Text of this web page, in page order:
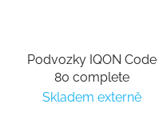
Podvozky IQON Code
80 complete
Skladem externě